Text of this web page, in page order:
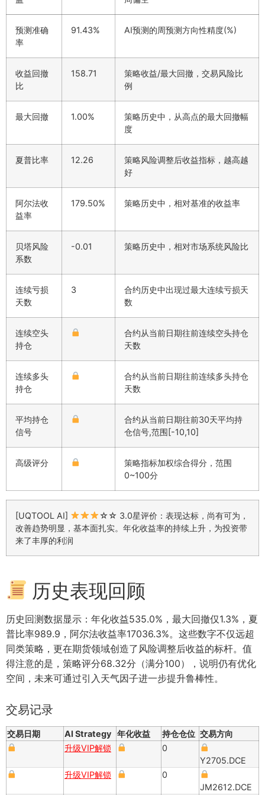
预测准确
率
91.43% AI预测的周预测方向性精度(%)
收益回撤
比
158.71
策略收益/最大回撤，交易风险比
例
最大回撤 1.00%
策略历史中，从高点的最大回撤幅
度
夏普比率 12.26
策略风险调整后收益指标，越高越
好
阿尔法收
益率
179.50% 策略历史中，相对基准的收益率
贝塔风险
系数
-0.01 策略历史中，相对市场系统风险比
连续亏损
天数
3
合约历史中出现过最大连续亏损天
数
连续空头
持仓
合约从当前日期往前连续空头持仓
天数
连续多头
持仓
合约从当前日期往前连续多头持仓
天数
平均持仓
信号
合约从当前日期往前30天平均持
仓信号,范围[-10,10]
高级评分
策略指标加权综合得分，范围
0~100分
[UQTOOL AI]
☆☆ 3.0星评价：表现达标，尚有可为，
改善趋势明显，基本面扎实。年化收益率的持续上升，为投资带
来了丰厚的利润
历史表现回顾
历史回测数据显示：年化收益535.0%，最大回撤仅1.3%，夏
普比率989.9，阿尔法收益率17036.3%。这些数字不仅远超
同类策略，更在期货领域创造了风险调整后收益的标杆。值
得注意的是，策略评分68.32分（满分100），说明仍有优化
空间，未来可通过引入天气因子进一步提升鲁棒性。
交易记录
交易日期 AI Strategy 年化收益 持仓仓位 交易方向
升级VIP解锁
0
Y2705.DCE
升级VIP解锁
0
JM2612.DCE